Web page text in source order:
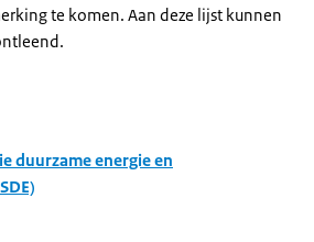
te komen. Aan deze lijst kunnen
duurzame energie en